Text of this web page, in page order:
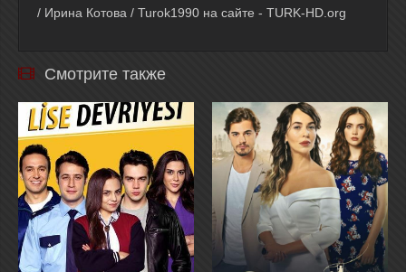
/ Ирина Котова / Turok1990 на сайте - TURK-HD.org
Смотрите также